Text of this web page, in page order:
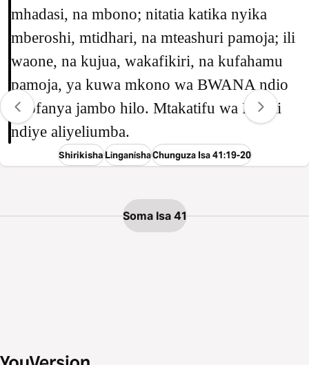
mhadasi, na mbono; nitatia katika nyika
mberoshi, mtidhari, na mteashuri pamoja; ili
waone, na kujua, wakafikiri, na kufahamu
pamoja, ya kuwa mkono wa BWANA ndio
uliofanya jambo hilo. Mtakatifu wa Israeli
ndiye aliyeliumba.
ShirikishaLinganishaChunguza Isa 41:19-20
Soma Isa 41